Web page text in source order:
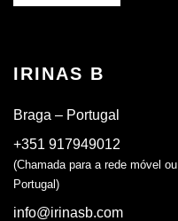
IRINAS B
Braga – Portugal
+351 917949012
(Chamada para a rede móvel
Portugal)
info@irinasb.com